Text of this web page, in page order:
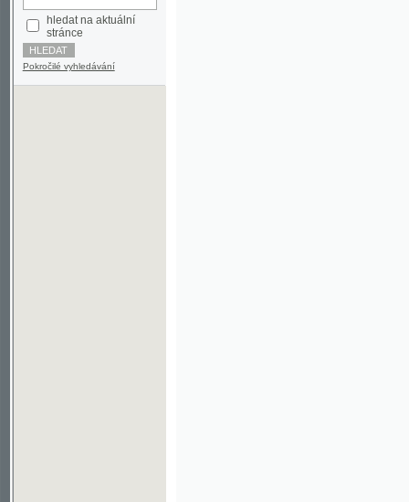
Pokročilé vyhledávání